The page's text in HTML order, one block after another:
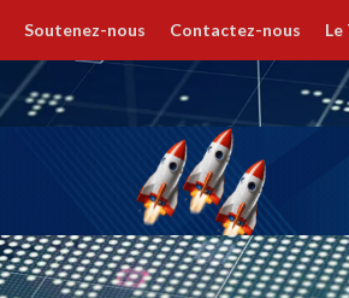
Soutenez-nous Contactez-nous Le